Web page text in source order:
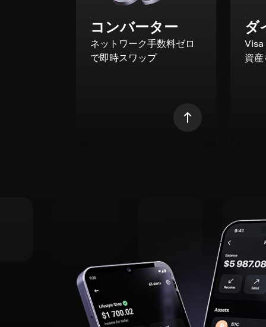
コンバーター
ネットワーク手数料ゼロ
で即時スワップ
ダ
資